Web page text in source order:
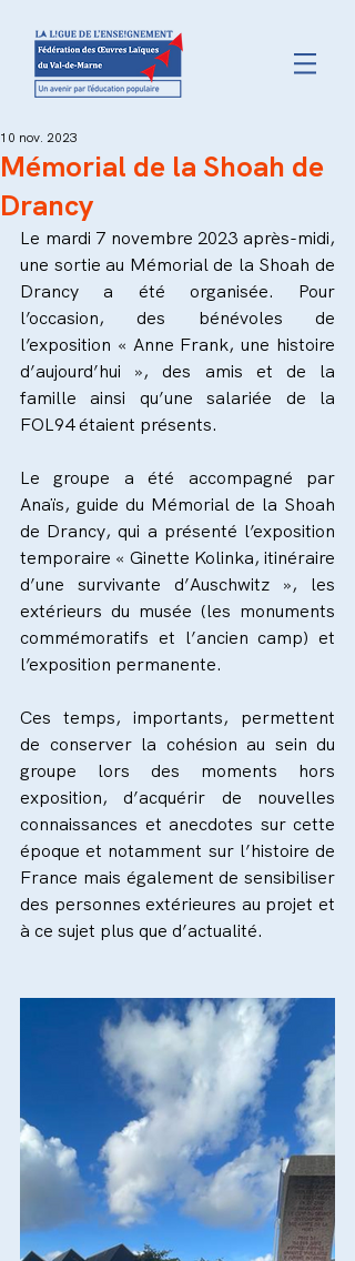
Mémorial de la Shoah de
Drancy
10 nov. 2023
Le mardi 7 novembre 2023 après-midi,
une sortie au Mémorial de la Shoah de
Drancy a été organisée. Pour
l’occasion, des bénévoles de
l’exposition « Anne Frank, une histoire
d’aujourd’hui », des amis et de la
famille ainsi qu’une salariée de la
FOL94 étaient présents.
Le groupe a été accompagné par
Anaïs, guide du Mémorial de la Shoah
de Drancy, qui a présenté l’exposition
temporaire « Ginette Kolinka, itinéraire
d’une survivante d’Auschwitz », les
extérieurs du musée (les monuments
commémoratifs et l’ancien camp) et
l’exposition permanente.
Ces temps, importants, permettent
de conserver la cohésion au sein du
groupe lors des moments hors
exposition, d’acquérir de nouvelles
connaissances et anecdotes sur cette
époque et notamment sur l’histoire de
France mais également de sensibiliser
des personnes extérieures au projet et
à ce sujet plus que d’actualité.